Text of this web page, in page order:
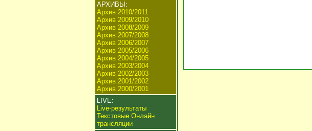
АРХИВЫ:
Архив 2010/2011
Архив 2009/2010
Архив 2008/2009
Архив 2007/2008
Архив 2006/2007
Архив 2005/2006
Архив 2004/2005
Архив 2003/2004
Архив 2002/2003
Архив 2001/2002
Архив 2000/2001
LIVE:
Live-результаты
Текстовые Онлайн
трансляции